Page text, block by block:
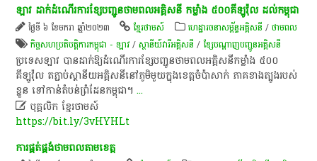
ឡាវ​ ដាក់​ដំណើរការ​ខ្សែ​បញ្ជូន​ថាមពល​អគ្គិសនី​ កម្លាំង​ ៥០០​គីឡូវ៉ុល​ ដល់​កម្ពុជា​
ថ្ងៃទី ៦ ខែមករា ឆ្នាំ២០២៣ ខ្មែរថាមស៍ ហេដ្ឋារចនាសម្ព័ន្ធអគ្គិសនី /ថាមពល
កិច្ចសហប្រតិបត្តិការកម្ពុជា - ឡាវ /ស្ថានីយ៍វារីអគ្គិសនី /ខ្សែ​បណ្តាញ​បញ្ជូន​អគ្គិសនី​
​ប្រទេស​ឡាវ​ បាន​ដាក់​ឱ្យ​ដំណើរការ​ខ្សែ​បញ្ជូន​ថាមពល​អគ្គិសនី​កម្លាំង​ ៥០០​
គីឡូវ៉ុល​ ត​ភ្ជាប់​ស្ថានីយ​អគ្គិសនី​នៅ​ភូមិ​មួយ​ក្នុង​ខេត្ត​ចំប៉ា​សាក់​ ភាគ​ខាងត្បូង​របស់​
ខ្លួន​ ទៅ​កាន់​តំបន់​ព្រំដែន​កម្ពុជា​។​...
 បុគ្គលិក​ ខ្មែរ​ថា​ម​ស៍​
https://bit.ly/3vHYHLt
ការ​ផ្គត់ផ្គង់​ថាមពល​តាម​ខេត្ត​